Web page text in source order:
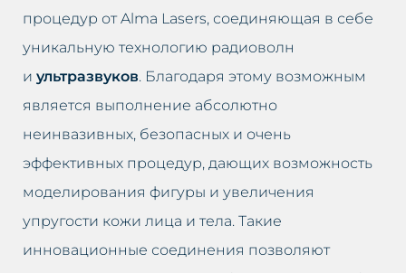
Люмбаго
Маленькие губы
Избыток волос
Избыток жировой ткани
Неудачный перманентный
макияж
Лифтинг лица
Ликвидация второго
подбородка
Лечение люмбаго
Чистка лица
Омоложение груди
процедур от Alma Lasers, соединяющая в себе
уникальную технологию радиоволн
и ультразвуков. Благодаря этому возможным
является выполнение абсолютно
неинвазивных, безопасных и очень
эффективных процедур, дающих возможность
моделирования фигуры и увеличения
упругости кожи лица и тела. Такие
инновационные соединения позволяют